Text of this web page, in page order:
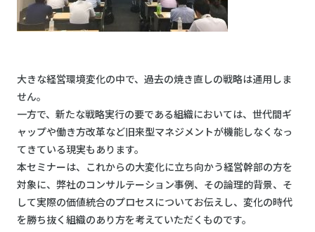
大きな経営環境変化の中で、過去の焼き直しの戦略は通用しま
せん。
一方で、新たな戦略実行の要である組織においては、世代間ギ
ャップや働き方改革など旧来型マネジメントが機能しなくなっ
てきている現実もあります。
本セミナーは、これからの大変化に立ち向かう経営幹部の方を
対象に、弊社のコンサルテーション事例、その論理的背景、そ
して実際の価値統合のプロセスについてお伝えし、変化の時代
を勝ち抜く組織のあり方を考えていただくものです。